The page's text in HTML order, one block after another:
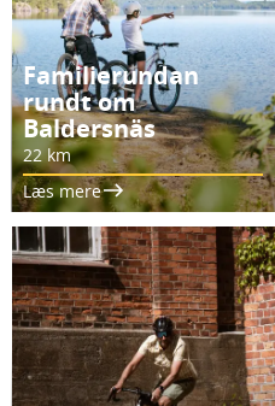
Familierundan
rundt om
Baldersnäs
22 km
Læs mere